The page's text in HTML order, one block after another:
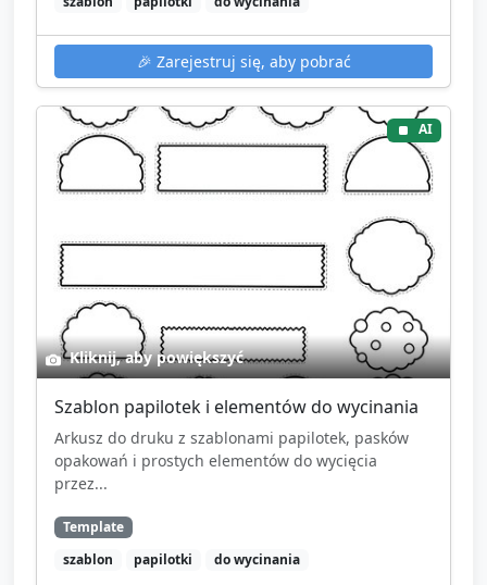
🎉 Zarejestruj się, aby pobrać
AI
Kliknij, aby powiększyć
Szablon papilotek i elementów do wycinania
Arkusz do druku z szablonami papilotek, pasków
opakowań i prostych elementów do wycięcia
przez...
Template
szablon
papilotki do wycinania